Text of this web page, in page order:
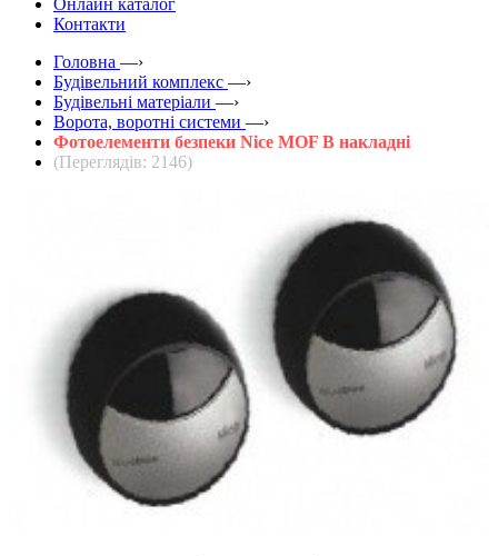
Контакти
Головна —›
Будівельний комплекс —›
Будівельні матеріали —›
Ворота, воротні системи —›
Фотоелементи безпеки Nice MOF B накладні
(Переглядів: 2146)